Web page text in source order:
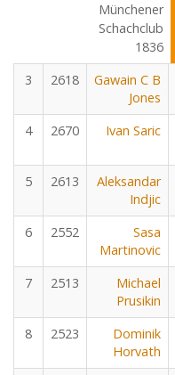
Münchener
Schachclub
1836
3 2618
Gawain C B
Jones
4 2670 Ivan Saric
5 2613
Aleksandar
Indjic
6 2552
Sasa
Martinovic
7 2513
Michael
Prusikin
8 2523
Dominik
Horvath